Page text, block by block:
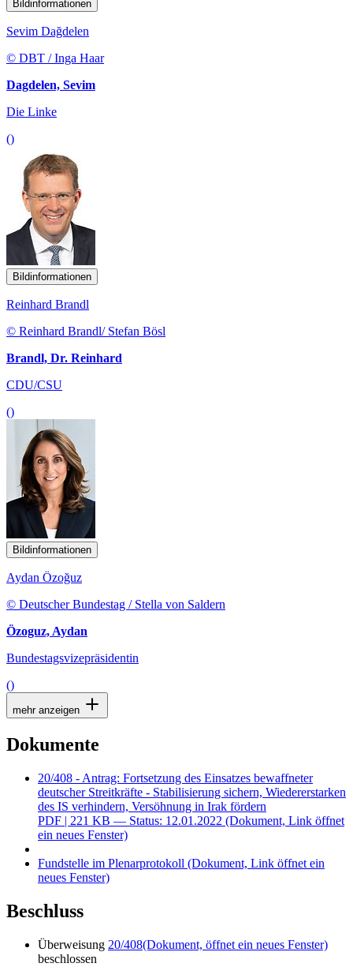
Bildinformationen
Sevim Dağdelen
© DBT / Inga Haar
Dagdelen, Sevim
Die Linke
()
Bildinformationen
Reinhard Brandl
© Reinhard Brandl/ Stefan Bösl
Brandl, Dr. Reinhard
CDU/CSU
()
Bildinformationen
Aydan Özoğuz
© Deutscher Bundestag / Stella von Saldern
Özoguz, Aydan
Bundestagsvizepräsidentin
()
mehr anzeigen
Dokumente
20/408 - Antrag: Fortsetzung des Einsatzes bewaffneter
deutscher Streitkräfte - Stabilisierung sichern, Wiedererstarken
des IS verhindern, Versöhnung in Irak fördern
PDF | 221 KB — Status: 12.01.2022 (Dokument, Link öffnet
ein neues Fenster)
Fundstelle im Plenarprotokoll (Dokument, Link öffnet ein
neues Fenster)
Beschluss
Überweisung 20/408(Dokument, öffnet ein neues Fenster)
beschlossen